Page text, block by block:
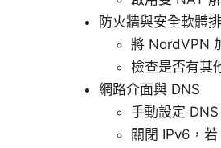
防火牆與安全軟體
將 NordVPN
檢查是否有其
網路介面與 DNS
手動設定
關閉 IPv6，